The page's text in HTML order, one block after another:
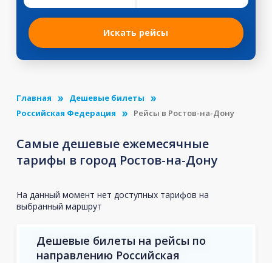
Искать рейсы
Главная
Дешевые билеты
Российская Федерация
Рейсы в Ростов-на-Дону
Самые дешевые ежемесячные
тарифы в город Ростов-на-Дону
На данный момент нет доступных тарифов на
выбранный маршрут
Дешевые билеты на рейсы по
направлению Российская